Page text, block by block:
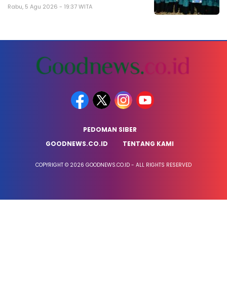
Rabu, 5 Agu 2026 - 19:37 WITA
PEDOMAN SIBER
GOODNEWS.CO.ID
TENTANG KAMI
COPYRIGHT © 2026 GOODNEWS.CO.ID - ALL RIGHTS RESERVED